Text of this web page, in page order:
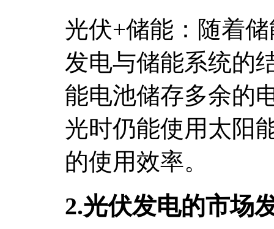
光伏+储能：随着
发电与储能系统的
能电池储存多余的
光时仍能使用太阳
的使用效率。
2.光伏发电的市场